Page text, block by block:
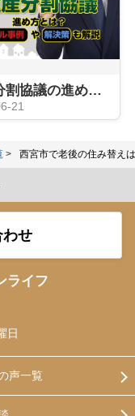
遺産分割協議の進め方とは？トラブル事例や解決策も解説
21
西宮市で老後の住み替え
わせ
ライフ
日
声一覧